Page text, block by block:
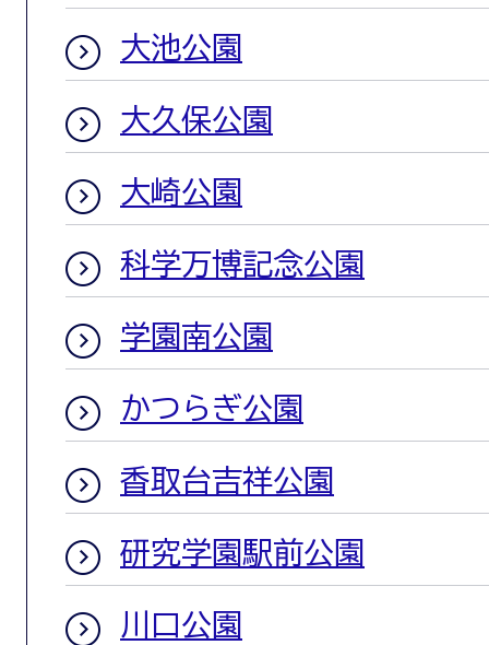
大池公園
大久保公園
大崎公園
科学万博記念公園
学園南公園
かつらぎ公園
香取台吉祥公園
研究学園駅前公園
川口公園